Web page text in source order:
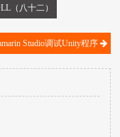
（八十二）
Studio调试Unity程序